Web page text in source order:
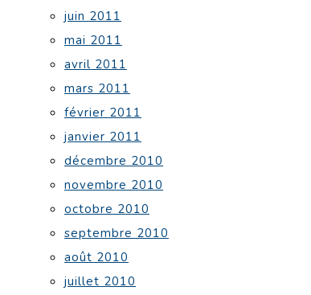
juin 2011
mai 2011
avril 2011
mars 2011
février 2011
janvier 2011
décembre 2010
novembre 2010
octobre 2010
septembre 2010
août 2010
juillet 2010